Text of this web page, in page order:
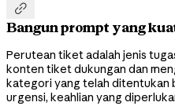

Bangun prompt yang
Perutean tiket adalah jenis
konten tiket dukungan dan
kategori yang telah ditentukan
urgensi, keahlian yang